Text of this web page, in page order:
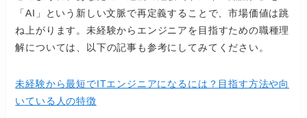
「AI」という新しい文脈で再定義することで、市場価値は跳
ね上がります。未経験からエンジニアを目指すための職種理
解については、以下の記事も参考にしてみてください。
未経験から最短でITエンジニアになるには？目指す方法や向
いている人の特徴